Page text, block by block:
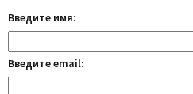
Введите имя:
Введите email: